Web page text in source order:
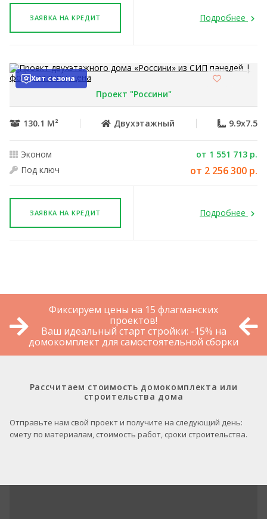
ЗАЯВКА НА КРЕДИТ Подробнее
Хит сезона
Проект "Россини"
130.1 М² Двухэтажный 9.9x7.5
Эконом
от 1 551 713 р.
Под ключ
от 2 256 300 р.
ЗАЯВКА НА КРЕДИТ Подробнее
Фиксируем цены на 15 флагманских
проектов!
Ваш идеальный старт стройки: -15% на
домокомплект для самостоятельной сборки
Рассчитаем стоимость домокомплекта или
строительства дома
Отправьте нам свой проект и получите на следующий день:
смету по материалам, стоимость работ, сроки строительства.